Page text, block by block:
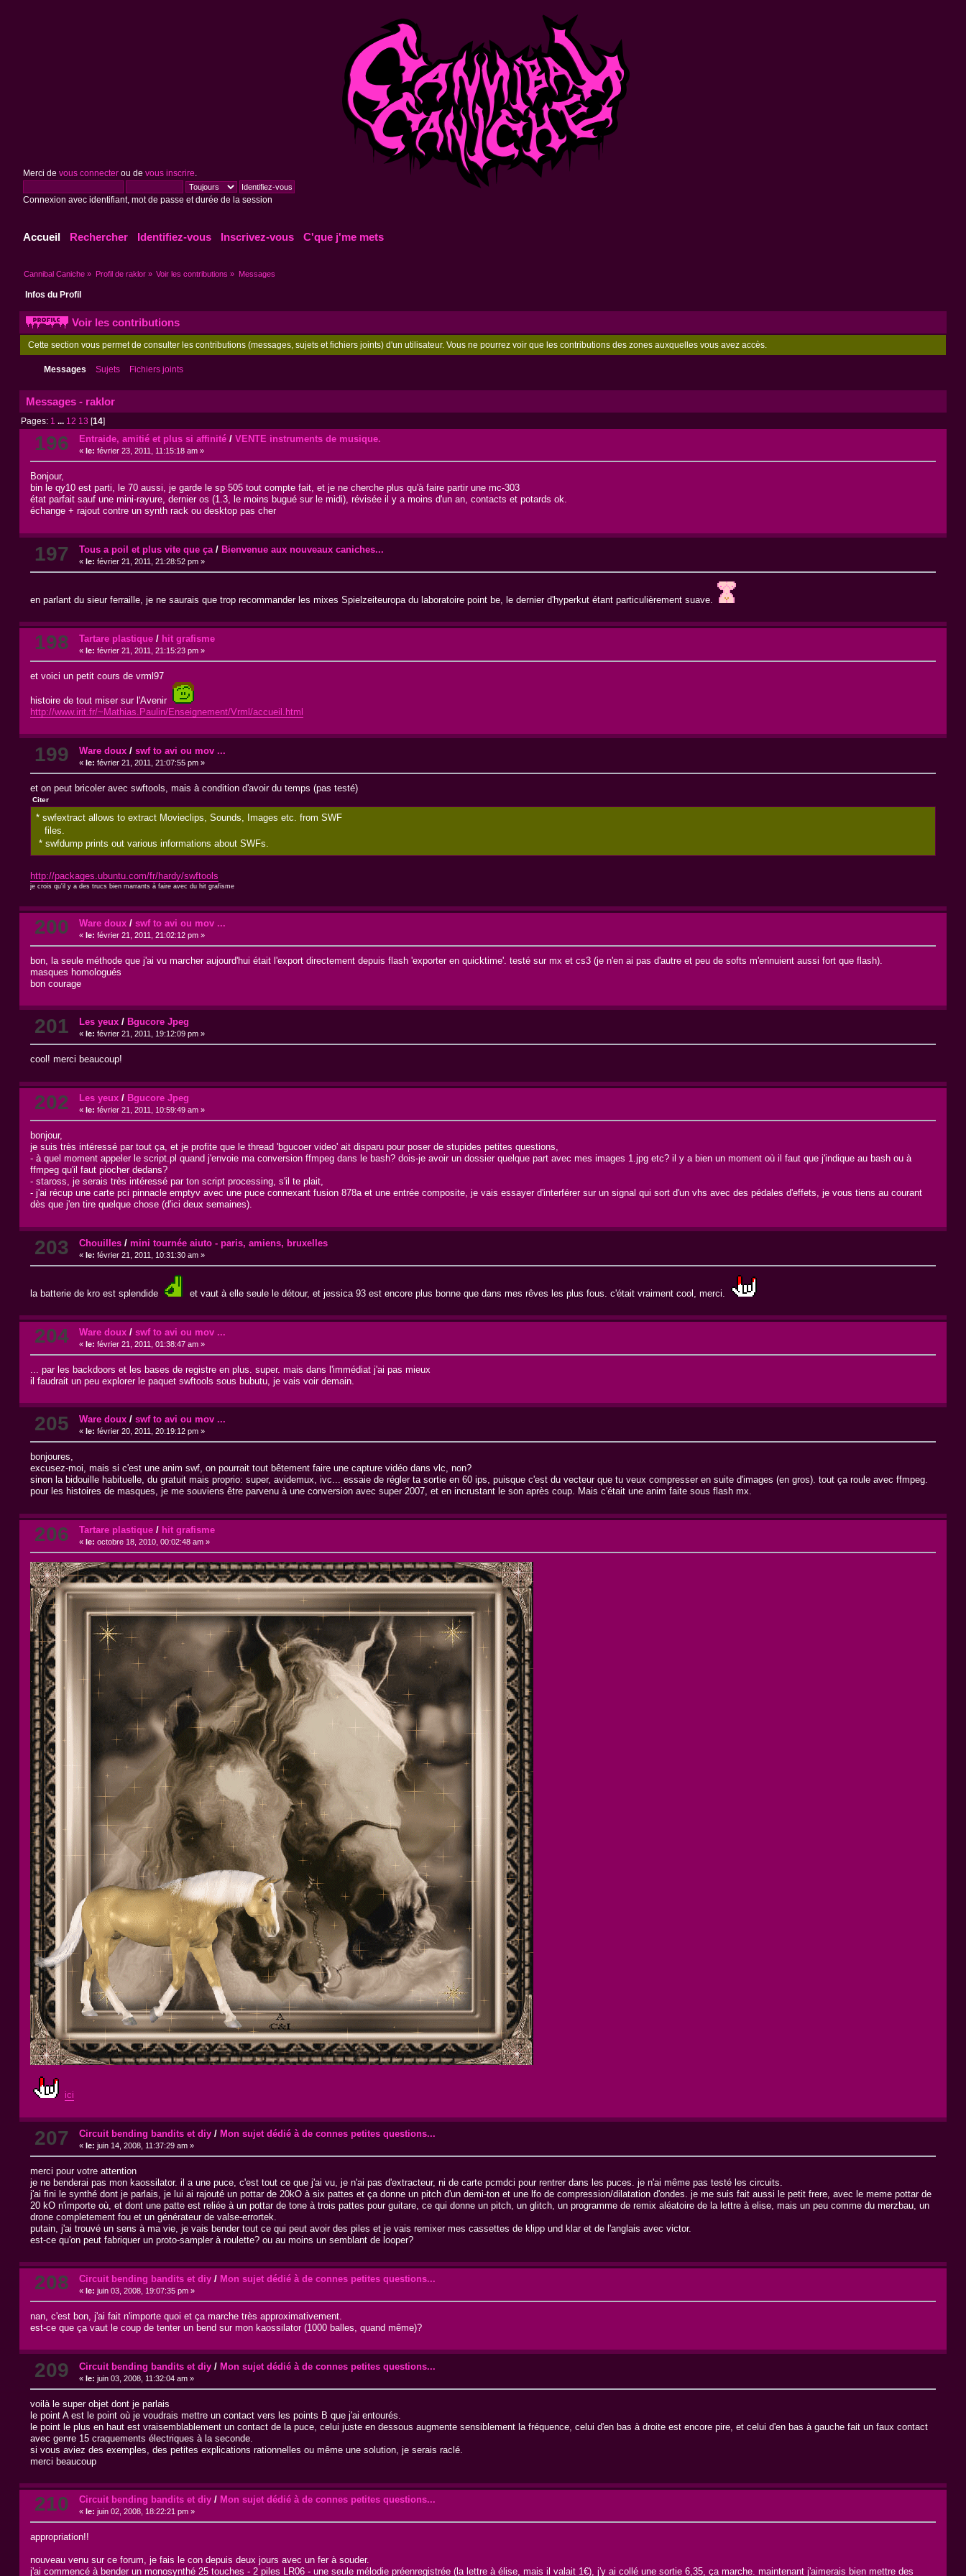
Merci de vous connecterou de vous inscrire
Connexion avec identifiant, mot de passe et durée de la session
Accueil Rechercher Identifiez-vous Inscrivez-vous C'que j'me mets
Cannibal Caniche » Profil de raklor» Voir les contributions » Messages
Infos du Profil
Voir les contributions
Cette section vous permet de consulter les contributions (messages, sujets et fichiers joints) d'un utilisateur. Vous ne pourrez voir que les contributions des zones auxquelles vous avez accès.
Messages Sujets Fichiers joints
Messages - raklor
Pages: 1 ... 12 13 [14]
196 Entraide, amitié et plus si affinité/ VENTE instruments de musique.
« le: février 23, 2011, 11:15:18 am »
Bonjour,
bin le qy10 est parti, le 70 aussi, je garde le sp 505 tout compte fait, et je ne cherche plus qu'à faire partir une mc-303
état parfait sauf une mini-rayure, dernier os (1.3, le moins bugué sur le midi), révisée il y a moins d'un an, contacts et potards ok.
échange + rajout contre un synth rack ou desktop pas cher
197 Tous a poil et plus vite que ça/ Bienvenue aux nouveaux caniches...
« le: février 21, 2011, 21:28:52 pm »
en parlant du sieur ferraille, je ne saurais que trop recommander les mixes Spielzeiteuropa du laboratoire point be, le dernier d'hyperkut étant particulièrement suave.
198 Tartare plastique/ hit grafisme
« le: février 21, 2011, 21:15:23 pm »
et voici un petit cours de vrml97
histoire de tout miser sur l'Avenir
http://www.irit.fr/~Mathias.Paulin/Enseignement/Vrml/accueil.html
199 Ware doux/ swf to avi ou mov ...
« le: février 21, 2011, 21:07:55 pm »
et on peut bricoler avec swftools, mais à condition d'avoir du temps (pas testé)
Citer
* swfextract allows to extract Movieclips, Sounds, Images etc. from SWF
files.
* swfdump prints out various informations about SWFs.
http://packages.ubuntu.com/fr/hardy/swftools
je crois qu'il y a des trucs bien marrants à faire avec du hit grafisme
200 Ware doux/ swf to avi ou mov ...
« le: février 21, 2011, 21:02:12 pm »
bon, la seule méthode que j'ai vu marcher aujourd'hui était l'export directement depuis flash 'exporter en quicktime'. testé sur mx et cs3 (je n'en ai pas d'autre et peu de softs m'ennuient aussi fort que flash).
masques homologués
bon courage
201 Les yeux/ Bgucore Jpeg
« le: février 21, 2011, 19:12:09 pm »
cool! merci beaucoup!
202 Les yeux/ Bgucore Jpeg
« le: février 21, 2011, 10:59:49 am »
bonjour,
je suis très intéressé par tout ça, et je profite que le thread 'bgucoer video' ait disparu pour poser de stupides petites questions,
- à quel moment appeler le script.pl quand j'envoie ma conversion ffmpeg dans le bash? dois-je avoir un dossier quelque part avec mes images 1.jpg etc? il y a bien un moment où il faut que j'indique au bash ou à
ffmpeg qu'il faut piocher dedans?
- staross, je serais très intéressé par ton script processing, s'il te plait,
- j'ai récup une carte pci pinnacle emptyv avec une puce connexant fusion 878a et une entrée composite, je vais essayer d'interférer sur un signal qui sort d'un vhs avec des pédales d'effets, je vous tiens au courant
dès que j'en tire quelque chose (d'ici deux semaines).
203 Chouilles/ mini tournée aiuto - paris, amiens, bruxelles
« le: février 21, 2011, 10:31:30 am »
la batterie de kro est splendide et vaut à elle seule le détour, et jessica 93 est encore plus bonne que dans mes rêves les plus fous. c'était vraiment cool, merci.
204 Ware doux/ swf to avi ou mov ...
« le: février 21, 2011, 01:38:47 am »
... par les backdoors et les bases de registre en plus. super. mais dans l'immédiat j'ai pas mieux
il faudrait un peu explorer le paquet swftools sous bubutu, je vais voir demain.
205 Ware doux/ swf to avi ou mov ...
« le: février 20, 2011, 20:19:12 pm »
bonjoures,
excusez-moi, mais si c'est une anim swf, on pourrait tout bêtement faire une capture vidéo dans vlc, non?
sinon la bidouille habituelle, du gratuit mais proprio: super, avidemux, ivc... essaie de régler ta sortie en 60 ips, puisque c'est du vecteur que tu veux compresser en suite d'images (en gros). tout ça roule avec ffmpeg.
pour les histoires de masques, je me souviens être parvenu à une conversion avec super 2007, et en incrustant le son après coup. Mais c'était une anim faite sous flash mx.
206 Tartare plastique/ hit grafisme
« le: octobre 18, 2010, 00:02:48 am »
ici
207 Circuit bending bandits et diy/ Mon sujet dédié à de connes petites questions...
« le: juin 14, 2008, 11:37:29 am »
merci pour votre attention
je ne benderai pas mon kaossilator. il a une puce, c'est tout ce que j'ai vu, je n'ai pas d'extracteur, ni de carte pcmdci pour rentrer dans les puces. je n'ai même pas testé les circuits.
j'ai fini le synthé dont je parlais, je lui ai rajouté un pottar de 20kO à six pattes et ça donne un pitch d'un demi-ton et une lfo de compression/dilatation d'ondes. je me suis fait aussi le petit frere, avec le meme pottar de
20 kO n'importe où, et dont une patte est reliée à un pottar de tone à trois pattes pour guitare, ce qui donne un pitch, un glitch, un programme de remix aléatoire de la lettre à elise, mais un peu comme du merzbau, un
drone completement fou et un générateur de valse-errortek.
putain, j'ai trouvé un sens à ma vie, je vais bender tout ce qui peut avoir des piles et je vais remixer mes cassettes de klipp und klar et de l'anglais avec victor.
est-ce qu'on peut fabriquer un proto-sampler à roulette? ou au moins un semblant de looper?
208 Circuit bending bandits et diy/ Mon sujet dédié à de connes petites questions...
« le: juin 03, 2008, 19:07:35 pm »
nan, c'est bon, j'ai fait n'importe quoi et ça marche très approximativement.
est-ce que ça vaut le coup de tenter un bend sur mon kaossilator (1000 balles, quand même)?
209 Circuit bending bandits et diy/ Mon sujet dédié à de connes petites questions...
« le: juin 03, 2008, 11:32:04 am »
voilà le super objet dont je parlais
le point A est le point où je voudrais mettre un contact vers les points B que j'ai entourés.
le point le plus en haut est vraisemblablement un contact de la puce, celui juste en dessous augmente sensiblement la fréquence, celui d'en bas à droite est encore pire, et celui d'en bas à gauche fait un faux contact
avec genre 15 craquements électriques à la seconde.
si vous aviez des exemples, des petites explications rationnelles ou même une solution, je serais raclé.
merci beaucoup
210 Circuit bending bandits et diy/ Mon sujet dédié à de connes petites questions...
« le: juin 02, 2008, 18:22:21 pm »
appropriation!!
nouveau venu sur ce forum, je fais le con depuis deux jours avec un fer à souder.
j'ai commencé à bender un monosynthé 25 touches - 2 piles LR06 - une seule mélodie préenregistrée (la lettre à élise, mais il valait 1€), j'y ai collé une sortie 6,35, ça marche. maintenant j'aimerais bien mettre des